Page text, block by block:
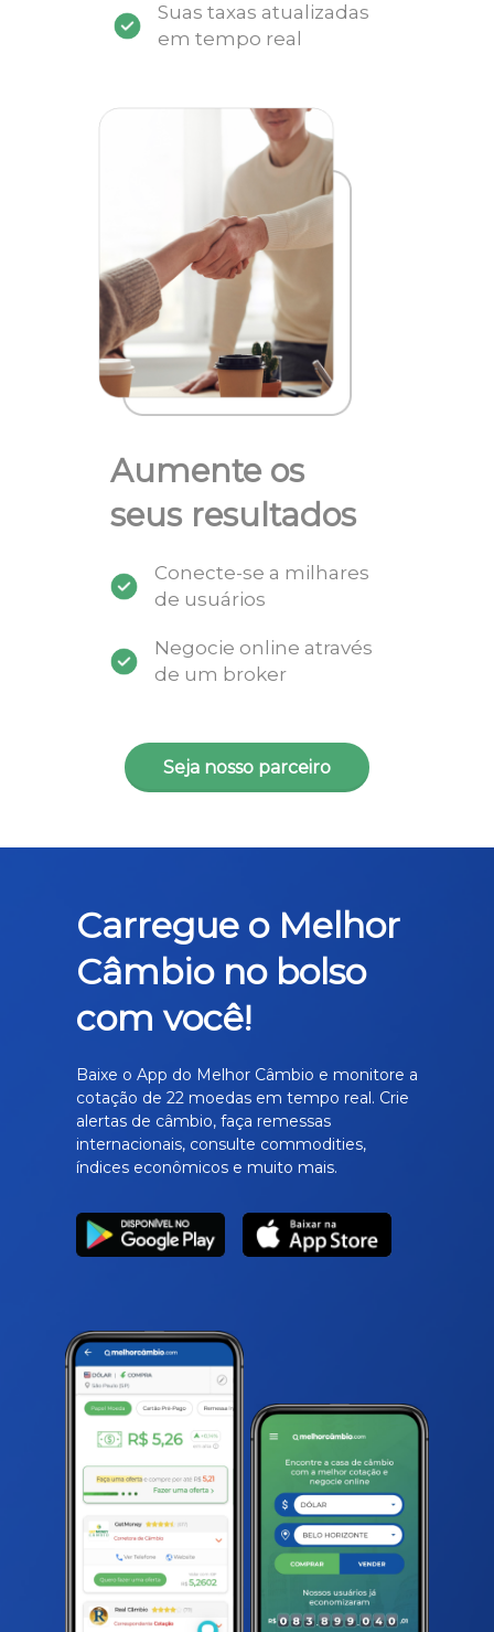
Suas taxas atualizadas
em tempo real
Aumente os
seus resultados
Conecte-se a milhares
de usuários
Negocie online através
de um broker
Seja nosso parceiro
Carregue o Melhor
Câmbio no bolso
com você!
Baixe o App do Melhor Câmbio e monitore a
cotação de 22 moedas em tempo real. Crie
alertas de câmbio, faça remessas
internacionais, consulte commodities,
índices econômicos e muito mais.